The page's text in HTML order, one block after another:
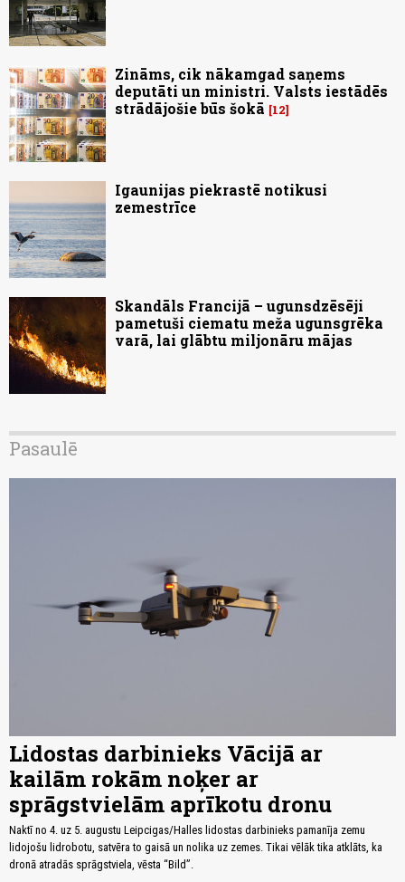
Zināms, cik nākamgad saņems
deputāti un ministri. Valsts iestādēs
strādājošie būs šokā
12
Igaunijas piekrastē notikusi
zemestrīce
Skandāls Francijā – ugunsdzēsēji
pametuši ciematu meža ugunsgrēka
varā, lai glābtu miljonāru mājas
Pasaulē
Lidostas darbinieks Vācijā ar
kailām rokām noķer ar
sprāgstvielām aprīkotu dronu
Naktī no 4. uz 5. augustu Leipcigas/Halles lidostas darbinieks pamanīja zemu
lidojošu lidrobotu, satvēra to gaisā un nolika uz zemes. Tikai vēlāk tika atklāts, ka
dronā atradās sprāgstviela, vēsta “Bild”.